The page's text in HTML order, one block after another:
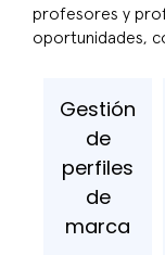
profesores y
oportunidades,
Gestión
de
perfiles
de
marca